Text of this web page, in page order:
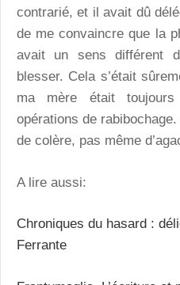
contrarié, et il avait dû
de me convaincre que la
avait un sens différent
blesser. Cela s’était
ma mère était
opérations de
de colère, pas même
A lire aussi:
Chroniques du hasard :
Ferrante